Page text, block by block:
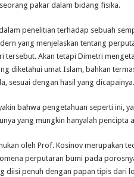
pakar dalam bidang fisika.
penelitian terhadap sebuah
yang menjelaskan tentang
tersebut. Akan tetapi Dimetri
diketahui umat Islam, bahkan
sesuai dengan hasil yang dicapainya.
bahwa pengetahuan seperti ini,
yang mungkin hanyalah pencipta
oleh Prof. Kosinov merupakan
perputaran bumi pada
diisi penuh dengan papan tipis dari